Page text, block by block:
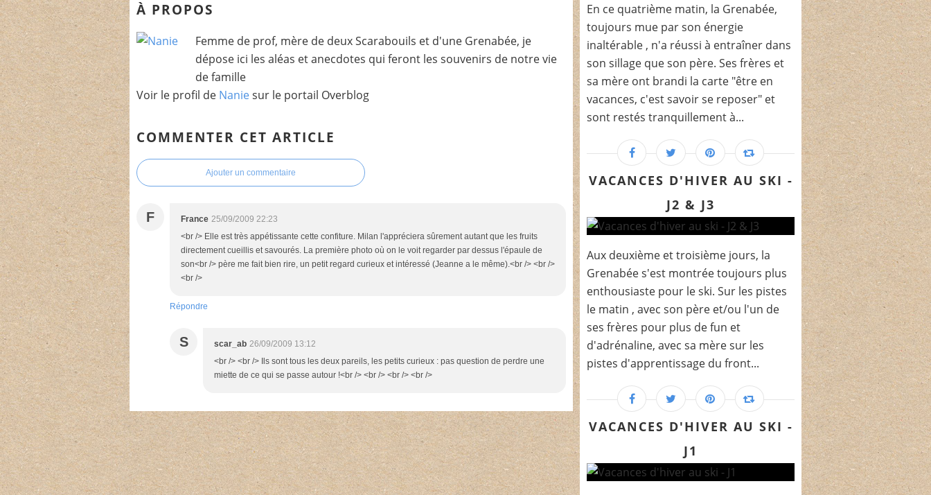
À PROPOS
Femme de prof, mère de deux Scarabouils et d'une Grenabée, je
dépose ici les aléas et anecdotes qui feront les souvenirs de notre vie
de famille
Voir le profil de Naniesur le portail Overblog
COMMENTER CET ARTICLE
Ajouter un commentaire
F France 25/09/2009 22:23
<br /> Elle est très appétissante cette confiture. Milan l'appréciera sûrement autant que les fruits
directement cueillis et savourés. La première photo où on le voit regarder par dessus l'épaule de
son<br /> père me fait bien rire, un petit regard curieux et intéressé (Jeanne a le même).<br /> <br />
<br />
Répondre
S scar_ab 26/09/2009 13:12
<br /> <br /> Ils sont tous les deux pareils, les petits curieux : pas question de perdre une
miette de ce qui se passe autour !<br /> <br /> <br /> <br />
En ce quatrième matin, la Grenabée,
toujours mue par son énergie
inaltérable , n'a réussi à entraîner dans
son sillage que son père. Ses frères et
sa mère ont brandi la carte "être en
vacances, c'est savoir se reposer" et
sont restés tranquillement à...
VACANCES D'HIVER AU SKI -
J2 & J3
Aux deuxième et troisième jours, la
Grenabée s'est montrée toujours plus
enthousiaste pour le ski. Sur les pistes
le matin , avec son père et/ou l'un de
ses frères pour plus de fun et
d'adrénaline, avec sa mère sur les
pistes d'apprentissage du front...
VACANCES D'HIVER AU SKI -
J1